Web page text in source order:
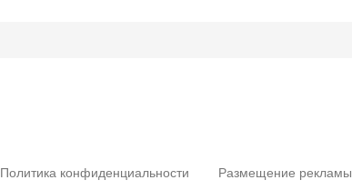
Политика конфиденциальности Размещение рекламы